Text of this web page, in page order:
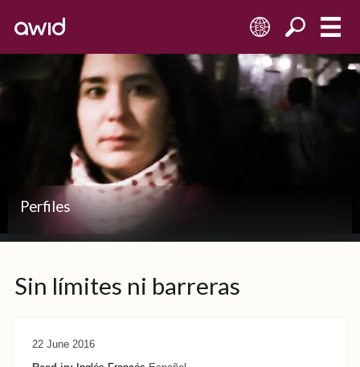
ES
Perfiles
Sin límites ni barreras
22 June 2016